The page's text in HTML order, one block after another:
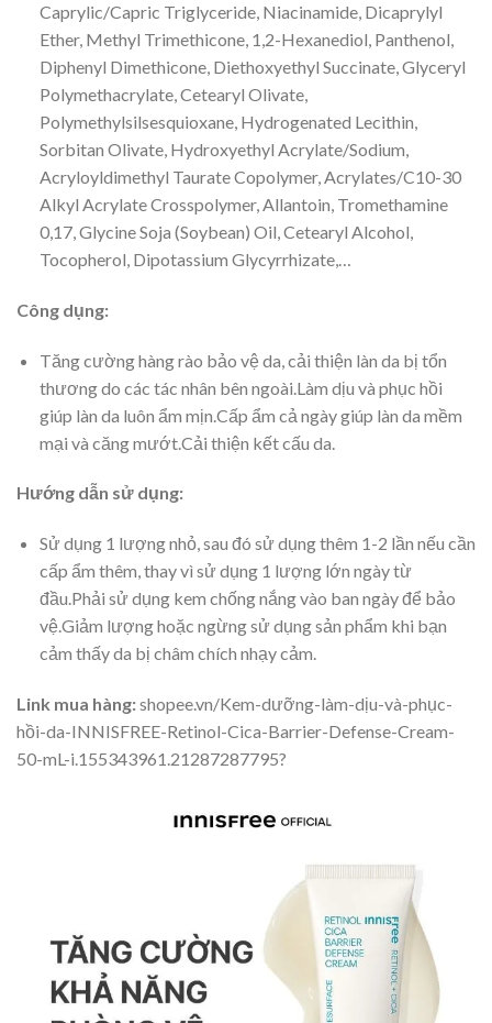
Caprylic/Capric Triglyceride, Niacinamide, Dicaprylyl
Ether, Methyl Trimethicone, 1,2-Hexanediol, Panthenol,
Diphenyl Dimethicone, Diethoxyethyl Succinate, Glyceryl
Polymethacrylate, Cetearyl Olivate,
Polymethylsilsesquioxane, Hydrogenated Lecithin,
Sorbitan Olivate, Hydroxyethyl Acrylate/Sodium,
Acryloyldimethyl Taurate Copolymer, Acrylates/C10-30
Alkyl Acrylate Crosspolymer, Allantoin, Tromethamine
0,17, Glycine Soja (Soybean) Oil, Cetearyl Alcohol,
Tocopherol, Dipotassium Glycyrrhizate,…
Công dụng:
Tăng cường hàng rào bảo vệ da, cải thiện làn da bị tổn
thương do các tác nhân bên ngoài.Làm dịu và phục hồi
giúp làn da luôn ẩm mịn.Cấp ẩm cả ngày giúp làn da mềm
mại và căng mướt.Cải thiện kết cấu da.
Hướng dẫn sử dụng:
Sử dụng 1 lượng nhỏ, sau đó sử dụng thêm 1-2 lần nếu cần
cấp ẩm thêm, thay vì sử dụng 1 lượng lớn ngày từ
đầu.Phải sử dụng kem chống nắng vào ban ngày để bảo
vệ.Giảm lượng hoặc ngừng sử dụng sản phẩm khi bạn
cảm thấy da bị châm chích nhạy cảm.
Link mua hàng:shopee.vn/Kem-dưỡng-làm-dịu-và-phục-
hồi-da-INNISFREE-Retinol-Cica-Barrier-Defense-Cream-
50-mL-i.155343961.21287287795?